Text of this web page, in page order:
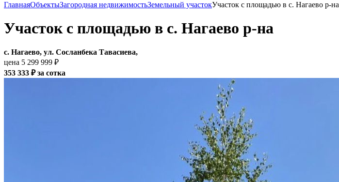
ГлавнаяОбъектыЗагородная недвижимостьЗемельный участокУчасток с площадью в с. Нагаево р-на
Участок с площадью в с. Нагаево р-на
с. Нагаево, ул. Сосланбека Тавасиева,
цена 5 299 999 ₽
353 333 ₽ за cотка